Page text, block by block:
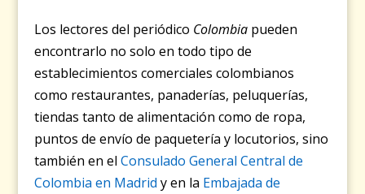
Los lectores del periódico Colombia pueden
encontrarlo no solo en todo tipo de
establecimientos comerciales colombianos
como restaurantes, panaderías, peluquerías,
tiendas tanto de alimentación como de ropa,
puntos de envío de paquetería y locutorios, sino
también en elConsulado General Central de
Colombia en Madrid y en la Embajada de